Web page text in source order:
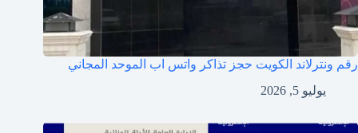
رقم ونترلاند الكويت حجز تذاكر واتس اب الموحد المجاني
يوليو 5, 2026